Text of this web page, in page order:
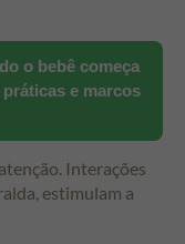
o bebê começa
e marcos
Interações
estimulam a